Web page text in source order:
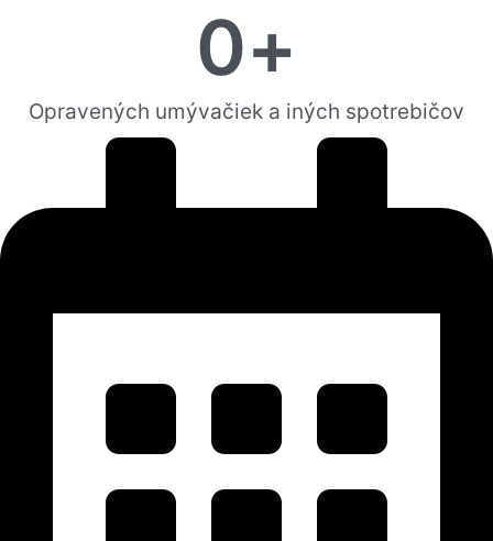
0+
Opravených umývačiek a iných spotrebičov